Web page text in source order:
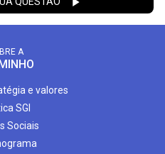
A
e valores
SGI
Sociais